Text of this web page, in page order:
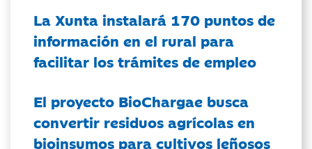
La Xunta instalará 170 puntos de
información en el rural para
facilitar los trámites de empleo
El proyecto BioChargae busca
convertir residuos agrícolas en
bioinsumos para cultivos leñosos